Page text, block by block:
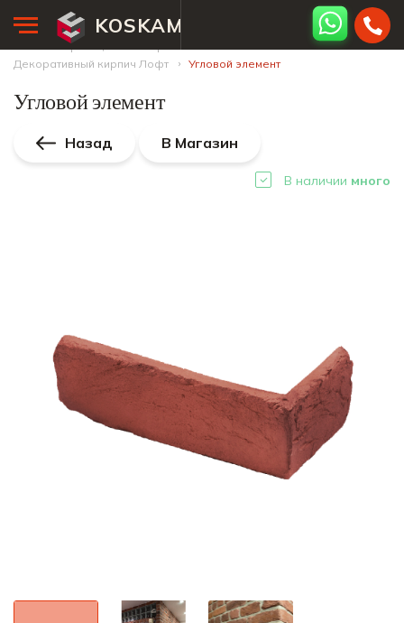
KOSKAM
Главная страница
Декоративный кирпич Лофт
Угловой элемент
Угловой элемент
Назад В Магазин
В наличии много